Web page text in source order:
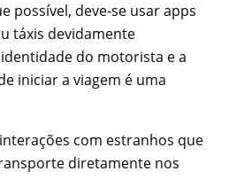
possível, deve-se usar apps
táxis devidamente
do motorista e a
iniciar a viagem é uma
com estranhos que
diretamente nos